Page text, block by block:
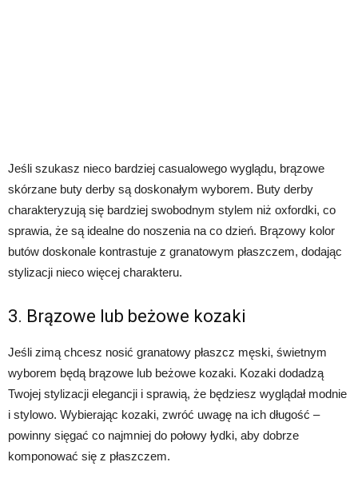
Jeśli szukasz nieco bardziej casualowego wyglądu, brązowe
skórzane buty derby są doskonałym wyborem. Buty derby
charakteryzują się bardziej swobodnym stylem niż oxfordki, co
sprawia, że są idealne do noszenia na co dzień. Brązowy kolor
butów doskonale kontrastuje z granatowym płaszczem, dodając
stylizacji nieco więcej charakteru.
3. Brązowe lub beżowe kozaki
Jeśli zimą chcesz nosić granatowy płaszcz męski, świetnym
wyborem będą brązowe lub beżowe kozaki. Kozaki dodadzą
Twojej stylizacji elegancji i sprawią, że będziesz wyglądał modnie
i stylowo. Wybierając kozaki, zwróć uwagę na ich długość –
powinny sięgać co najmniej do połowy łydki, aby dobrze
komponować się z płaszczem.